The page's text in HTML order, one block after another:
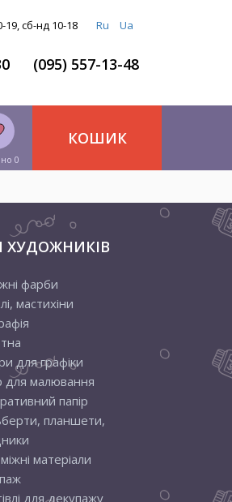
сб-нд 10-18 Ru Ua
(095) 557-13-48
0
КОШИК
ХУДОЖНИКІВ
фарби
мастихіни
для графіки
для малювання
папір
планшети,
матеріали
для декупажу